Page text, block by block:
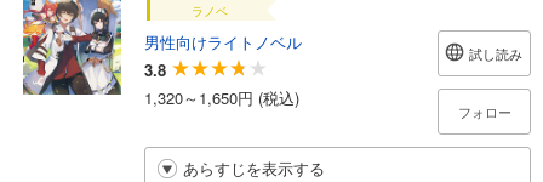
ラノベ
男性向けライトノベル
3.8
1,320～1,650円 (税込)
試し読み
フォロー
あらすじを表示する